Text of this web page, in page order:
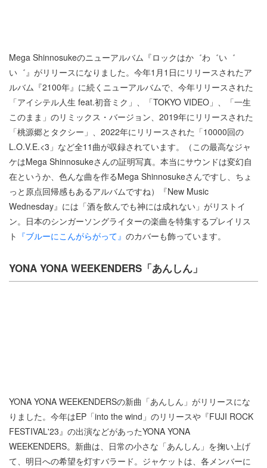
Mega Shinnosukeのニューアルバム『ロックはか゛わ゛い゛
い゛』がリリースになりました。今年1月1日にリリースされたア
ルバム『2100年』に続くニューアルバムで、今年リリースされた
「アイシテル人生 feat.初音ミク」、「TOKYO VIDEO」、「一生
このまま」のリミックス・バージョン、2019年にリリースされた
「桃源郷とタクシー」、2022年にリリースされた「10000回の
L.O.V.E.<3」など全11曲が収録されています。（この最高なジャ
ケはMega Shinnosukeさんの証明写真。本当にサウンドは変幻自
在というか、色んな曲を作るMega Shinnosukeさんですし、ちょ
っと原点回帰感もあるアルバムですね）『New Music
Wednesday』には「酒を飲んでも神には成れない」がリストイ
ン。日本のシンガーソングライターの楽曲を特集するプレイリス
ト 『ブルーにこんがらがって』 のカバーも飾っています。
YONA YONA WEEKENDERS「あんしん」
YONA YONA WEEKENDERSの新曲「あんしん」がリリースにな
りました。今年はEP「into the wind」のリリースや『FUJI ROCK
FESTIVAL'23』の出演などがあったYONA YONA
WEEKENDERS。新曲は、日常の小さな「あんしん」を掬い上げ
て、明日への希望を灯すバラード。ジャケットは、各メンバーに